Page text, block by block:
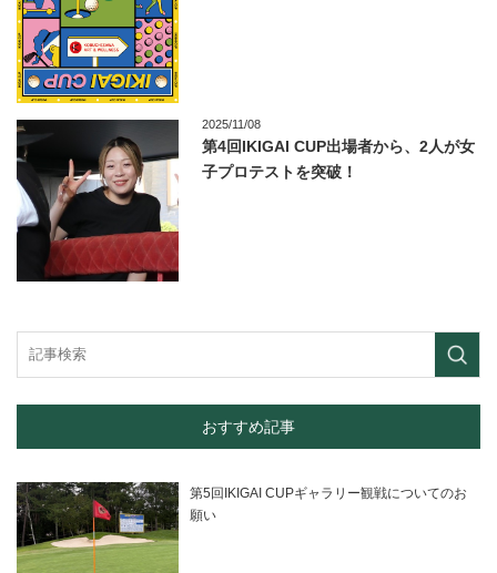
2025/11/08
第4回IKIGAI CUP出場者から、2人が女
子プロテストを突破！
おすすめ記事
第5回IKIGAI CUPギャラリー観戦についてのお
願い